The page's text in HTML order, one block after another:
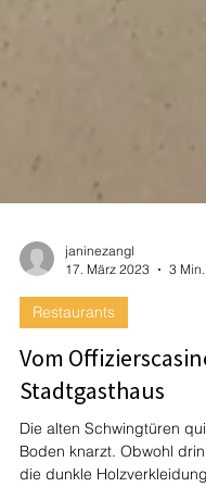
janinezangl
17. März 2023
Restaurants
Vom
Stadtgasthaus
Die alten Schwingtüren